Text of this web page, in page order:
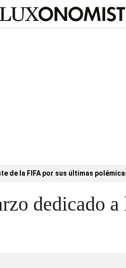
de la FIFA por sus últimas
dedicado